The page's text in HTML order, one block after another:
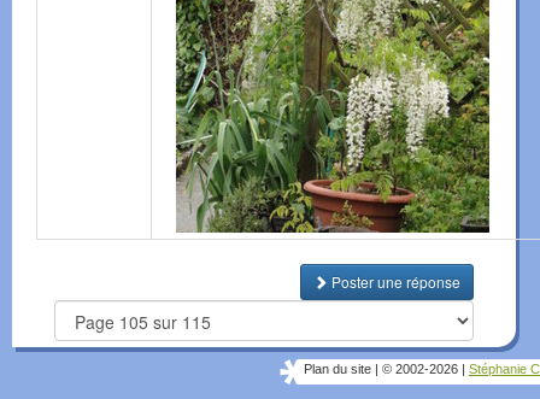
Poster une réponse
Plan du site © 2002-2026 Stéphanie C